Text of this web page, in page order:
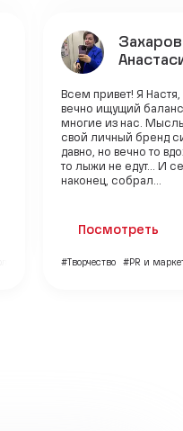
Всем привет! Я
вечно ищущий баланс
многие из нас. Мысль
свой личный бренд
давно, но вечно то
то лыжи не едут... И
наконец, собрал...
Посмотреть
#Творчество #PR и